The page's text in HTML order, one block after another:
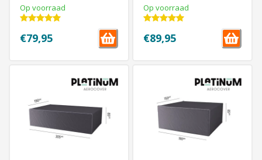
Op voorraad
€79,95
Op voorraad
€89,95